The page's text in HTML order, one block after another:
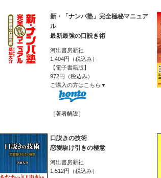
新・「ナンパ塾」完全極秘マニュア
ル
最新最強の口説き術
河出書房新社
1,404円（税込み）
【電子書籍版】
972円（税込み）
ご購入の方はこちら▼
［著者解説］
口説きの技術
恋愛駆け引きの極意
河出書房新社
1,512円（税込み）